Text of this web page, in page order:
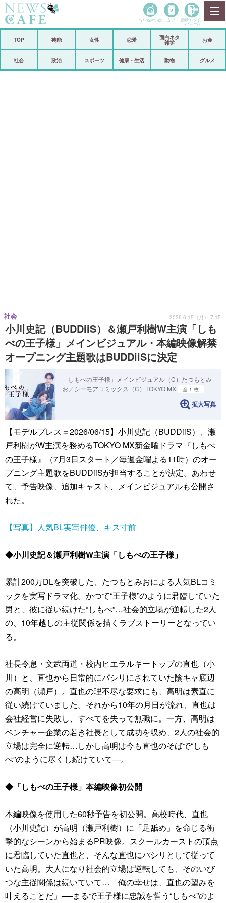
政治
当たる占い師 占い 登録• ログイン
マイルーム
TOP 芸能 女性 恋愛
面白ネタ
雑学
お金
社会 政治 スポーツ 健康・生活 動物 グルメ
小川史記（BUDDiiS）＆瀬戸利樹W主演「しも
べの王子様」メインビジュアル・本編映像解禁
オープニング主題歌はBUDDiiSに決定
社会 2026.6.15（月） 7:15
「しもべの王子様」メインビジュアル（C）たつもとみ
お／シーモアコミックス（C）TOKYO MX
全 1 枚
拡大写真
【モデルプレス＝2026/06/15】小川史記（BUDDiiS）、瀬
戸利樹がW主演を務めるTOKYO MX新金曜ドラマ『しもべ
の王子様』（7月3日スタート／毎週金曜よる11時）のオー
プニング主題歌をBUDDiiSが担当することが決定。あわせ
て、予告映像、追加キャスト、メインビジュアルも公開さ
れた。
【写真】人気BL実写俳優、キス寸前
◆小川史記＆瀬戸利樹W主演「しもべの王子様」
累計200万DLを突破した、たつもとみおによる人気BLコミ
ックを実写ドラマ化。かつて“王子様”のように君臨していた
男と、彼に従い続けた“しもべ”…社会的立場が逆転した2人
の、10年越しの主従関係を描くラブストーリーとなってい
る。
社長令息・文武両道・校内ヒエラルキートップの直也（小
川）と、直也から日常的にパシリにされていた陰キャ底辺
の高明（瀬戸）。直也の理不尽な要求にも、高明は素直に
従い続けていました。それから10年の月日が流れ、直也は
会社経営に失敗し、すべてを失って無職に。一方、高明は
ベンチャー企業の若き社長として成功を収め、2人の社会的
立場は完全に逆転…しかし高明は今も直也のそばで“しも
べ”のように尽くし続けていて―。
◆「しもべの王子様」本編映像初公開
本編映像を使用した60秒予告を初公開。高校時代、直也
（小川史記）が高明（瀬戸利樹）に「足舐め」を命じる衝
撃的なシーンから始まるPR映像。スクールカーストの頂点
に君臨していた直也と、そんな直也にパシリとして従って
いた高明。大人になり社会的立場は逆転しても、そのいび
つな主従関係は続いていて…「俺の幸せは、直也の望みを
叶えることだ」──まるで王子様に忠誠を誓う“しもべ”のよ